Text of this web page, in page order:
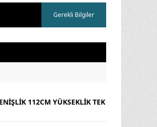
Gerekli Bilgiler
112CM YÜKSEKLİK TEK